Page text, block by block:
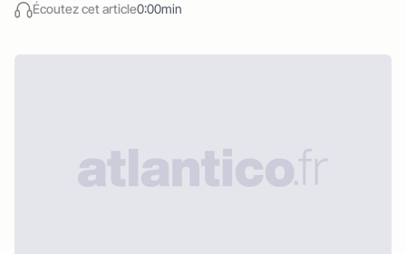
Écoutez cet article0:00min